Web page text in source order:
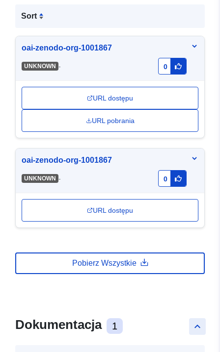
Sort
oai-zenodo-org-1001867
UNKNOWN - 0
URL dostępu
URL pobrania
oai-zenodo-org-1001867
UNKNOWN - 0
URL dostępu
Pobierz Wszystkie
keyboard_arrow_up
Dokumentacja 1